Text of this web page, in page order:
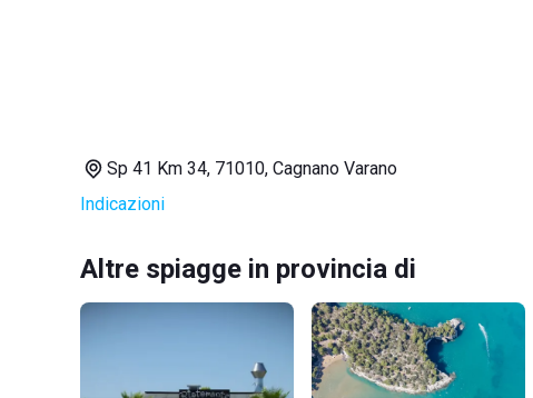
Sp 41 Km 34, 71010, Cagnano Varano
Indicazioni
Altre spiagge in provincia di